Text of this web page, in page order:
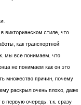
викторианском стиле, что
как транспортной
мы все понимаем, что
не понимаем как он это
множество причин, почему
раскрыл очень плохо, даже
первую очередь, т.к. сразу